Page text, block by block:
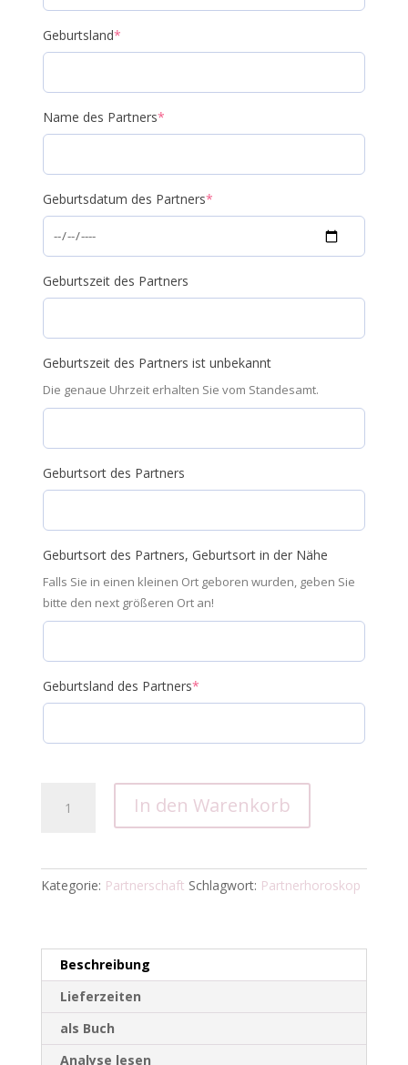
Geburtsland*
Name des Partners*
Geburtsdatum des Partners*
Geburtszeit des Partners
Geburtszeit des Partners ist unbekannt
Die genaue Uhrzeit erhalten Sie vom Standesamt.
Geburtsort des Partners
Geburtsort des Partners, Geburtsort in der Nähe
Falls Sie in einen kleinen Ort geboren wurden, geben Sie
bitte den next größeren Ort an!
Geburtsland des Partners*
Menge
In den Warenkorb
Kategorie: Partnerschaft Schlagwort: Partnerhoroskop
Beschreibung
Lieferzeiten
als Buch
Analyse lesen